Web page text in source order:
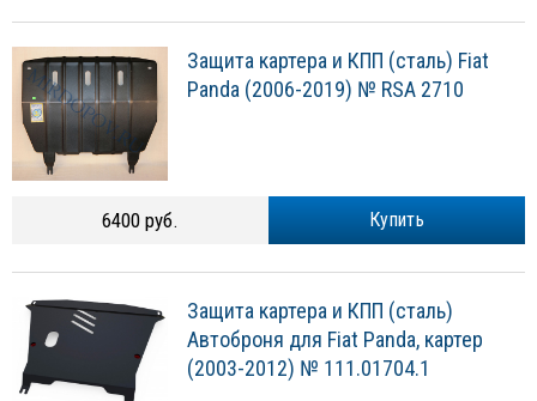
Защита картера и КПП (сталь) Fiat
Panda (2006-2019) № RSA 2710
Купить
6400 руб.
Защита картера и КПП (сталь)
Автоброня для Fiat Panda, картер
(2003-2012) № 111.01704.1